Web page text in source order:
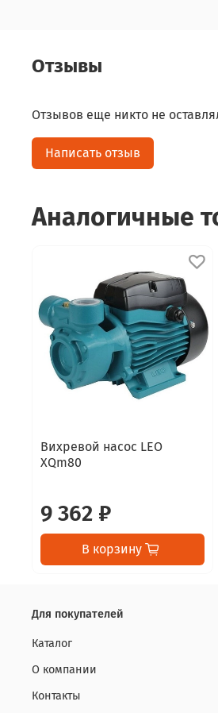
Отзывы
Отзывов еще никто не
Написать отзыв
Аналогичные
Вихревой насос LEO
XQm80
9 362 ₽
В корзину
Для покупателей
Каталог
О компании
Контакты